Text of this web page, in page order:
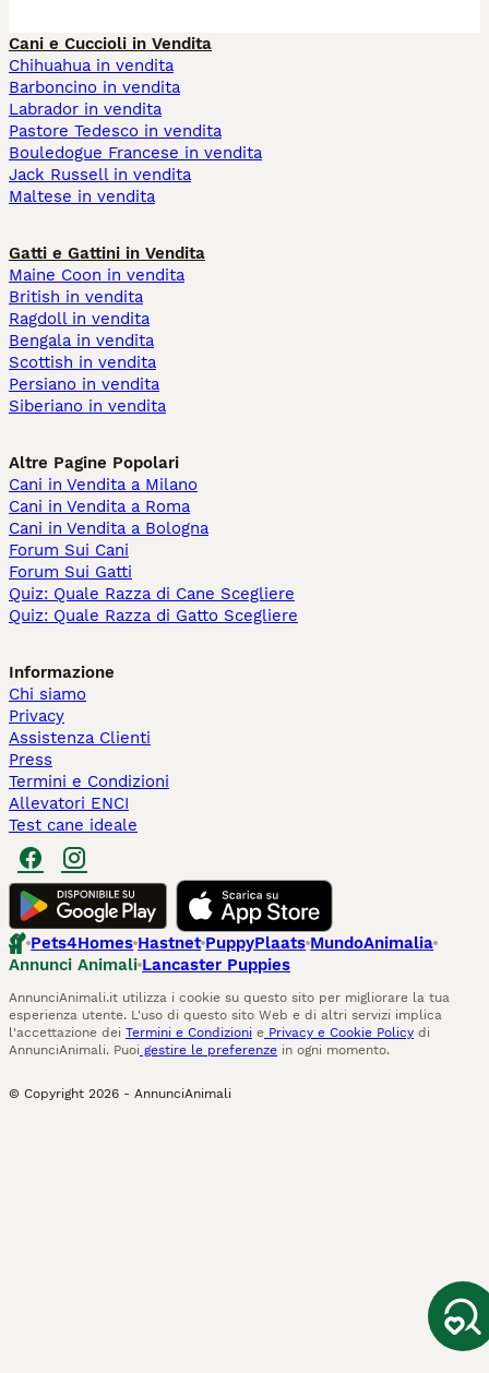
Cani e Cuccioli in Vendita
Chihuahua in vendita
Barboncino in vendita
Labrador in vendita
Pastore Tedesco in vendita
Bouledogue Francese in vendita
Jack Russell in vendita
Maltese in vendita
Gatti e Gattini in Vendita
Maine Coon in vendita
British in vendita
Ragdoll in vendita
Bengala in vendita
Scottish in vendita
Persiano in vendita
Siberiano in vendita
Altre Pagine Popolari
Cani in Vendita a Milano
Cani in Vendita a Roma
Cani in Vendita a Bologna
Forum Sui Cani
Forum Sui Gatti
Quiz: Quale Razza di Cane Scegliere
Quiz: Quale Razza di Gatto Scegliere
Informazione
Chi siamo
Privacy
Assistenza Clienti
Press
Termini e Condizioni
Allevatori ENCI
Test cane ideale
Pets4Homes Hastnet PuppyPlaats MundoAnimalia
Annunci Animali Lancaster Puppies
AnnunciAnimali.it utilizza i cookie su questo sito per migliorare la tua
esperienza utente. L'uso di questo sito Web e di altri servizi implica
l'accettazione dei Termini e Condizioni e Privacy e Cookie Policy di
AnnunciAnimali. Puoi gestire le preferenze in ogni momento.
© Copyright 2026 - AnnunciAnimali